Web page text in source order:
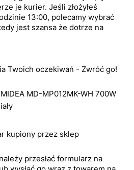
je kurier. Jeśli złożyłeś
13:00, polecamy wybrać
jest szansa że dotrze na
Twoich oczekiwań - Zwróć go!
MD-MP012MK-WH 700W
kupiony przez sklep
przesłać formularz na